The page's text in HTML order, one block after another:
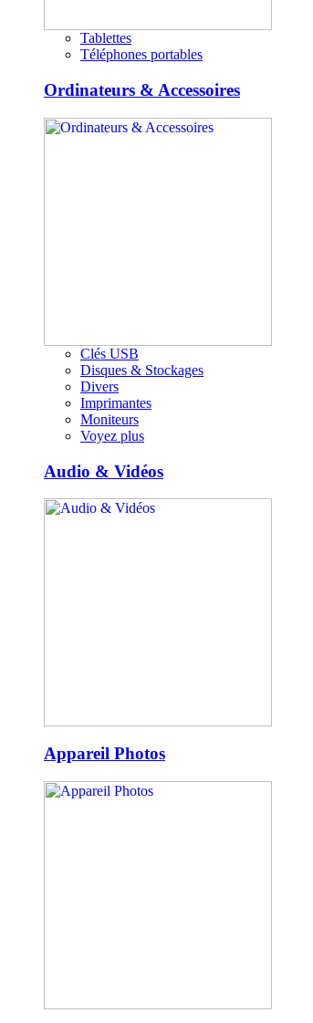
Tablettes
Téléphones portables
Ordinateurs & Accessoires
Clés USB
Disques & Stockages
Divers
Imprimantes
Moniteurs
Voyez plus
Audio & Vidéos
Appareil Photos